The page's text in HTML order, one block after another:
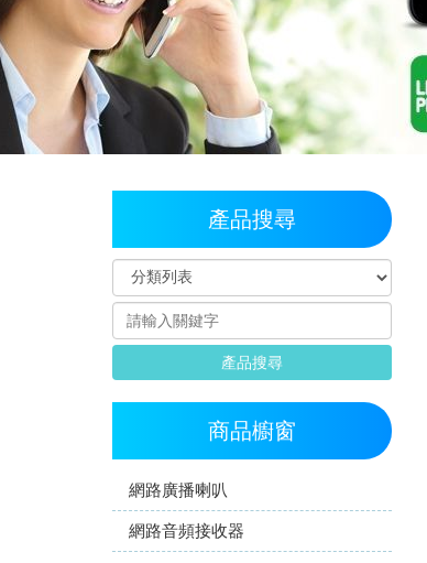
產品搜尋
產品搜尋
商品櫥窗
網路廣播喇叭
網路音頻接收器